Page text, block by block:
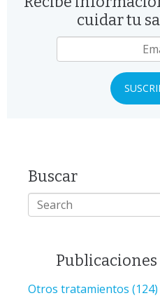
cuidar tu
Buscar
Otros tratamientos (124)